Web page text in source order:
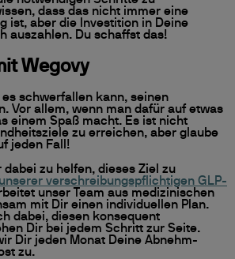
dass das nicht immer eine
ist, aber die Investition in Deine
auszahlen. Du schaffst das!
Wegovy
schwerfallen kann, seinen
Vor allem, wenn man dafür auf etwas
einem Spaß macht. Es ist nicht
zu erreichen, aber glaube
jeden Fall!
dabei zu helfen, dieses Ziel zu
unserer verschreibungspflichtigen GLP-
unser Team aus medizinischen
mit Dir einen individuellen Plan.
dabei, diesen konsequent
Dir bei jedem Schritt zur Seite.
Dir jeden Monat Deine Abnehm-
zu.